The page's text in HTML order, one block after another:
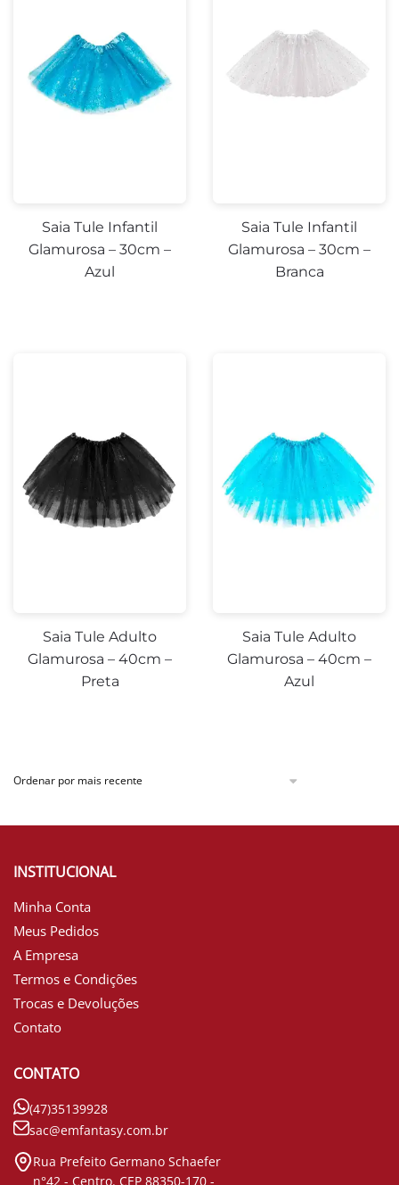
Saia Tule Infantil
Glamurosa – 30cm –
Azul
Saia Tule Infantil
Glamurosa – 30cm –
Branca
Saia Tule Adulto
Glamurosa – 40cm –
Preta
Saia Tule Adulto
Glamurosa – 40cm –
Azul
INSTITUCIONAL
Minha Conta
Meus Pedidos
A Empresa
Termos e Condições
Trocas e Devoluções
Contato
CONTATO
(47)35139928
sac@emfantasy.com.br
Rua Prefeito Germano Schaefer
n°42 - Centro. CEP 88350-170 -